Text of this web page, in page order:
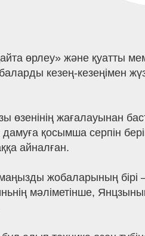
өрлеу» және қуатты
кезең-кезеңімен
өзенінің жағалауынан
дамуға қосымша серпін
айналған.
жобаларының
мәліметінше,